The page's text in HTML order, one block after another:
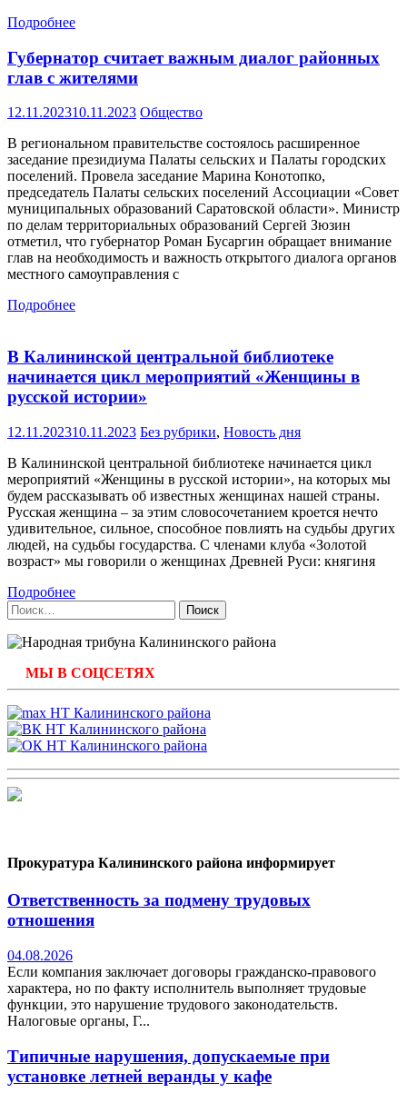
Подробнее
Губернатор считает важным диалог районных
глав с жителями
12.11.202310.11.2023 Общество
В региональном правительстве состоялось расширенное
заседание президиума Палаты сельских и Палаты городских
поселений. Провела заседание Марина Конотопко,
председатель Палаты сельских поселений Ассоциации «Совет
муниципальных образований Саратовской области». Министр
по делам территориальных образований Сергей Зюзин
отметил, что губернатор Роман Бусаргин обращает внимание
глав на необходимость и важность открытого диалога органов
местного самоуправления с
Подробнее
В Калининской центральной библиотеке
начинается цикл мероприятий «Женщины в
русской истории»
12.11.202310.11.2023 Без рубрики, Новость дня
В Калининской центральной библиотеке начинается цикл
мероприятий «Женщины в русской истории», на которых мы
будем рассказывать об известных женщинах нашей страны.
Русская женщина – за этим словосочетанием кроется нечто
удивительное, сильное, способное повлиять на судьбы других
людей, на судьбы государства. С членами клуба «Золотой
возраст» мы говорили о женщинах Древней Руси: княгиня
Подробнее
Найти:
МЫ В СОЦСЕТЯХ
Прокуратура Калининского района информирует
Ответственность за подмену трудовых
отношения
04.08.2026
Если компания заключает договоры гражданско-правового
характера, но по факту исполнитель выполняет трудовые
функции, это нарушение трудового законодательств.
Налоговые органы, Г...
Типичные нарушения, допускаемые при
установке летней веранды у кафе